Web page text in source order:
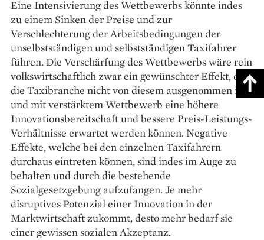
Eine Intensivierung des Wettbewerbs könnte indes
zu einem Sinken der Preise und zur
Verschlechterung der Arbeitsbedingungen der
unselbstständigen und selbstständigen Taxifahrer
führen. Die Verschärfung des Wettbewerbs wäre rein
volkswirtschaftlich zwar ein gewünschter Effekt, da
die Taxibranche nicht von diesem ausgenommen ist
und mit verstärktem Wettbewerb eine höhere
Innovationsbereitschaft und bessere Preis-Leistungs-
Verhältnisse erwartet werden können. Negative
Effekte, welche bei den einzelnen Taxifahrern
durchaus eintreten können, sind indes im Auge zu
behalten und durch die bestehende
Sozialgesetzgebung aufzufangen. Je mehr
disruptives Potenzial einer Innovation in der
Marktwirtschaft zukommt, desto mehr bedarf sie
einer gewissen sozialen Akzeptanz.